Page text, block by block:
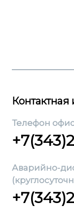
Телефон
Аварийно-